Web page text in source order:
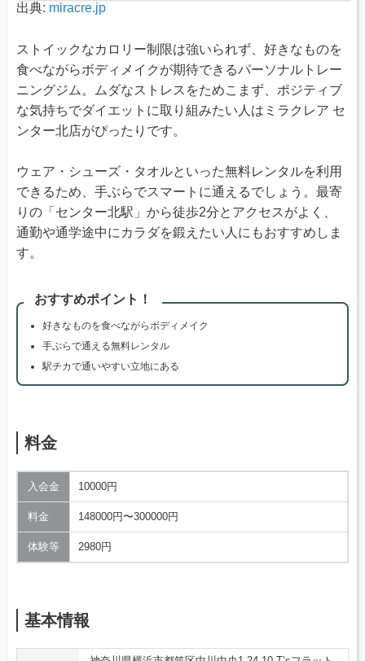
出典: miracre.jp
ストイックなカロリー制限は強いられず、好きなものを
食べながらボディメイクが期待できるパーソナルトレー
ニングジム。ムダなストレスをためこまず、ポジティブ
な気持ちでダイエットに取り組みたい人はミラクレア セ
ンター北店がぴったりです。
ウェア・シューズ・タオルといった無料レンタルを利用
できるため、手ぶらでスマートに通えるでしょう。最寄
りの「センター北駅」から徒歩2分とアクセスがよく、
通勤や通学途中にカラダを鍛えたい人にもおすすめしま
す。
おすすめポイント！
好きなものを食べながらボディメイク
手ぶらで通える無料レンタル
駅チカで通いやすい立地にある
料金
入会金 10000円
料金 148000円〜300000円
体験等 2980円
基本情報